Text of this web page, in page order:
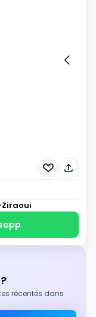
récentes dans